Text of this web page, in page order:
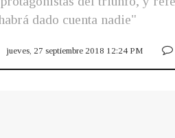
dado cuenta nadie"
jueves, 27 septiembre 2018 12:24 PM